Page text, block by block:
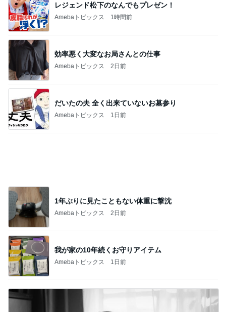
レジェンド松下のなんでもプレゼン！
Amebaトピックス 1時間前
効率悪く大変なお局さんとの仕事
Amebaトピックス 2日前
だいたの夫 全く出来ていないお墓参り
Amebaトピックス 1日前
1年ぶりに見たこともない体重に撃沈
Amebaトピックス 2日前
我が家の10年続くお守りアイテム
Amebaトピックス 1日前